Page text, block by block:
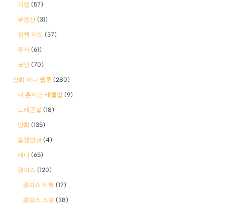
기업 (57)
부동산 (31)
정책 제도 (37)
주식 (61)
코인 (70)
만화 애니 웹툰 (280)
나 혼자만 레벨업 (9)
드래곤볼 (18)
만화 (135)
슬램덩크 (4)
애니 (65)
원피스 (120)
원피스 리뷰 (17)
원피스 스포 (38)